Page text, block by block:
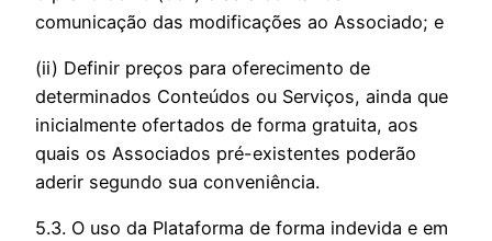
comunicação das modificações ao Associado; e
(ii) Definir preços para oferecimento de
determinados Conteúdos ou Serviços, ainda que
inicialmente ofertados de forma gratuita, aos
quais os Associados pré-existentes poderão
aderir segundo sua conveniência.
5.3. O uso da Plataforma de forma indevida e em